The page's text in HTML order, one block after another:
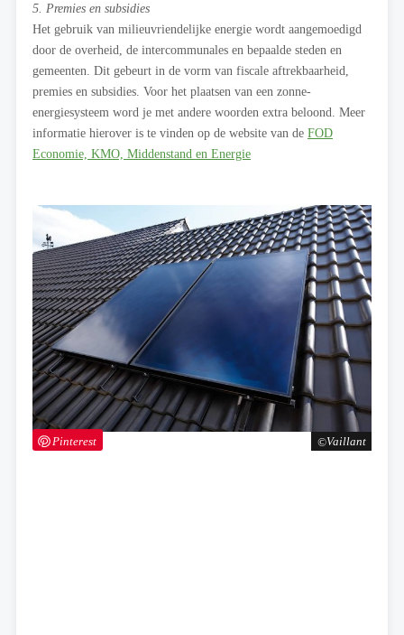
Vaillant
Pinterest
5. Premies en subsidies
Het gebruik van milieuvriendelijke energie wordt aangemoedigd
door de overheid, de intercommunales en bepaalde steden en
gemeenten. Dit gebeurt in de vorm van fiscale aftrekbaarheid,
premies en subsidies. Voor het plaatsen van een zonne-
energiesysteem word je met andere woorden extra beloond. Meer
informatie hierover is te vinden op de website van de FOD
Economie, KMO, Middenstand en Energie